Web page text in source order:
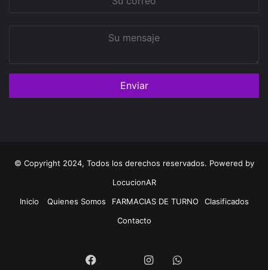
© Copyright 2024, Todos los derechos reservados. Powered by
LocucionAR
Inicio
Quienes Somos FARMACIAS DE TURNO
Clasificados
Contacto
Facebook InstagramWhatsapp